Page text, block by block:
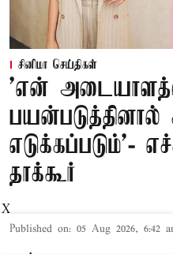
சினிமா செய்திகள்
'என்
எடுக்கப்படும்'-
தாக்கூர்
Published on: 05 Aug 2026, 6:42
X